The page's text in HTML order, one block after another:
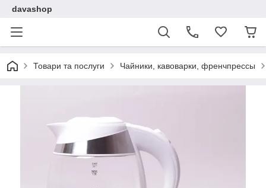
davashop
Товари та послуги Чайники, кавоварки, френчпрессы